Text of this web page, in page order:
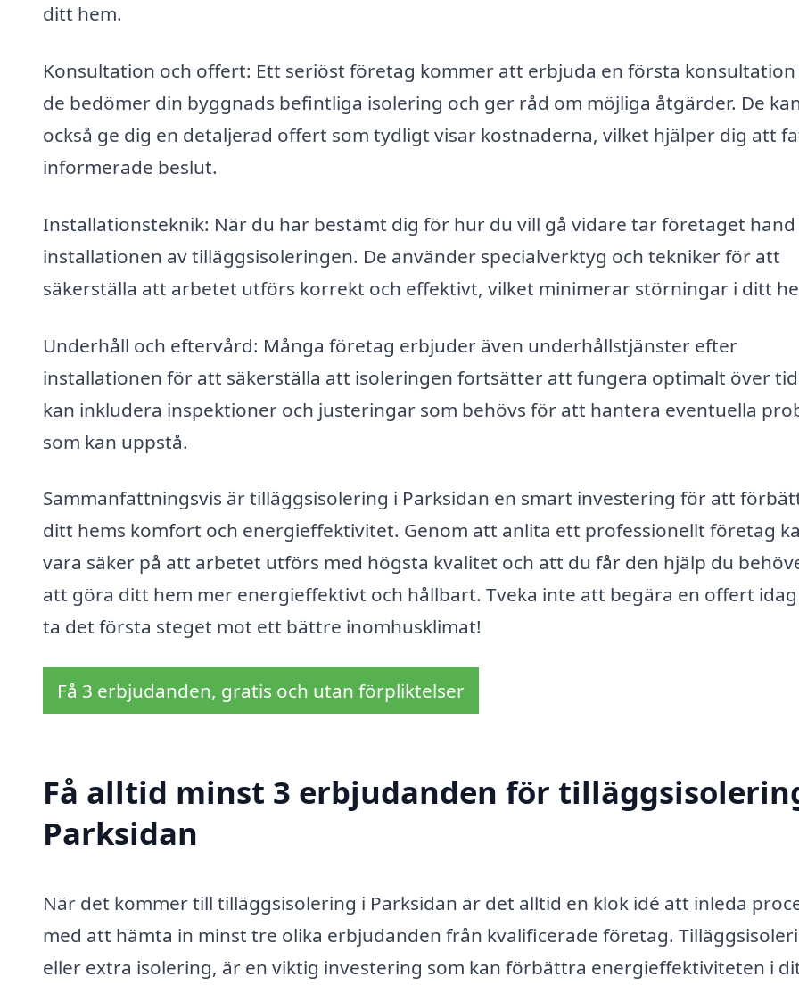
ditt hem.
Konsultation och offert: Ett seriöst företag kommer att erbjuda en första
de bedömer din byggnads befintliga isolering och ger råd om möjliga åtgärder. De
också ge dig en detaljerad offert som tydligt visar kostnaderna, vilket hjälper dig att
informerade beslut.
Installationsteknik: När du har bestämt dig för hur du vill gå vidare tar företaget
installationen av tilläggsisoleringen. De använder specialverktyg och tekniker för att
säkerställa att arbetet utförs korrekt och effektivt, vilket minimerar störningar i ditt
Underhåll och eftervård: Många företag erbjuder även underhållstjänster efter
installationen för att säkerställa att isoleringen fortsätter att fungera optimalt över
kan inkludera inspektioner och justeringar som behövs för att hantera eventuella
som kan uppstå.
Sammanfattningsvis är tilläggsisolering i Parksidan en smart investering för att
ditt hems komfort och energieffektivitet. Genom att anlita ett professionellt företag
vara säker på att arbetet utförs med högsta kvalitet och att du får den hjälp du
att göra ditt hem mer energieffektivt och hållbart. Tveka inte att begära en offert
ta det första steget mot ett bättre inomhusklimat!
Få 3 erbjudanden, gratis och utan förpliktelser
Få alltid minst 3 erbjudanden för
Parksidan
När det kommer till tilläggsisolering i Parksidan är det alltid en klok idé att inleda
med att hämta in minst tre olika erbjudanden från kvalificerade företag.
eller extra isolering, är en viktig investering som kan förbättra energieffektiviteten i